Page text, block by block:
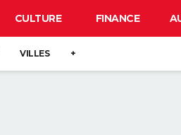
CULTURE FINANCE
VILLES +